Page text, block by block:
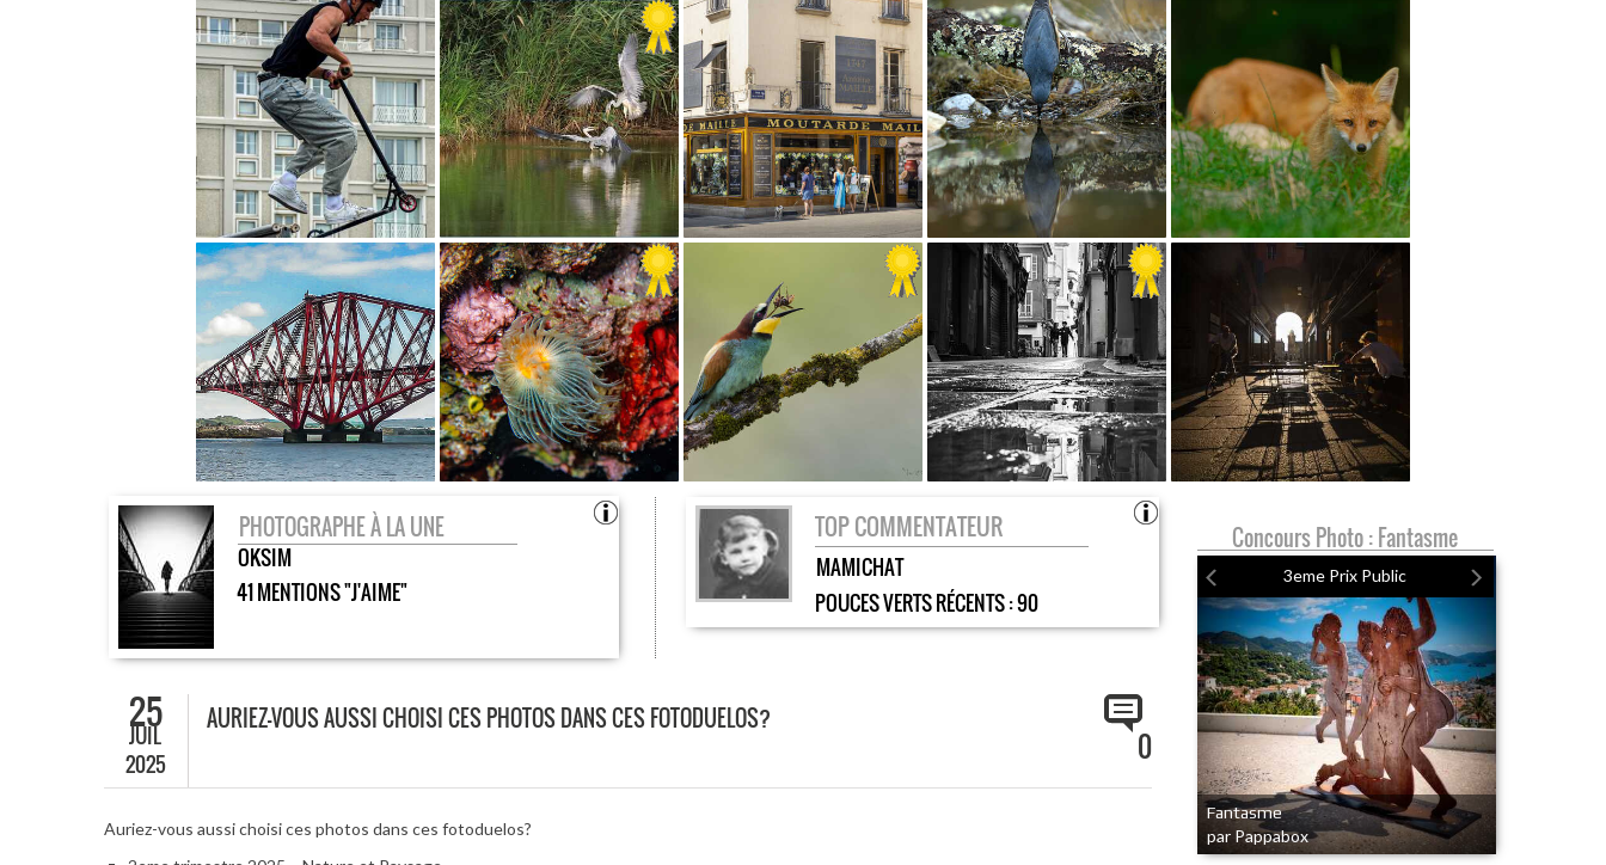
PHOTOGRAPHE À LA UNE
OKSIM
41 MENTIONS "J'AIME"
TOP COMMENTATEUR
MAMICHAT
POUCES VERTS RÉCENTS :90
25
JUIL
2025
AURIEZ-VOUS AUSSI CHOISI CES PHOTOS DANS CES FOTODUELOS?
0
Auriez-vous aussi choisi ces photos dans ces fotoduelos?
Concours Photo : Fantasme
3eme Prix Public
Fantasme
par Pappabox